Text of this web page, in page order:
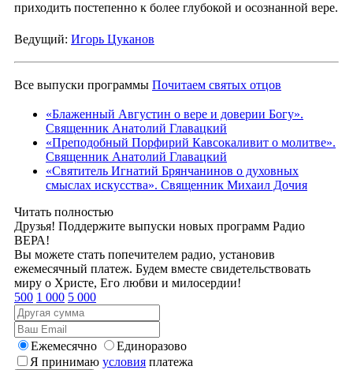
приходить постепенно к более глубокой и осознанной вере.
Ведущий: Игорь Цуканов
Все выпуски программы Почитаем святых отцов
«Блаженный Августин о вере и доверии Богу».
Священник Анатолий Главацкий
«Преподобный Порфирий Кавсокаливит о молитве».
Священник Анатолий Главацкий
«Святитель Игнатий Брянчанинов о духовных
смыслах искусства». Священник Михаил Дочия
Читать полностью
Друзья! Поддержите выпуски новых программ Радио
ВЕРА!
Вы можете стать попечителем радио, установив
ежемесячный платеж. Будем вместе свидетельствовать
миру о Христе, Его любви и милосердии!
500 1 000 5 000
Ежемесячно
Единоразово
Я принимаю условия платежа